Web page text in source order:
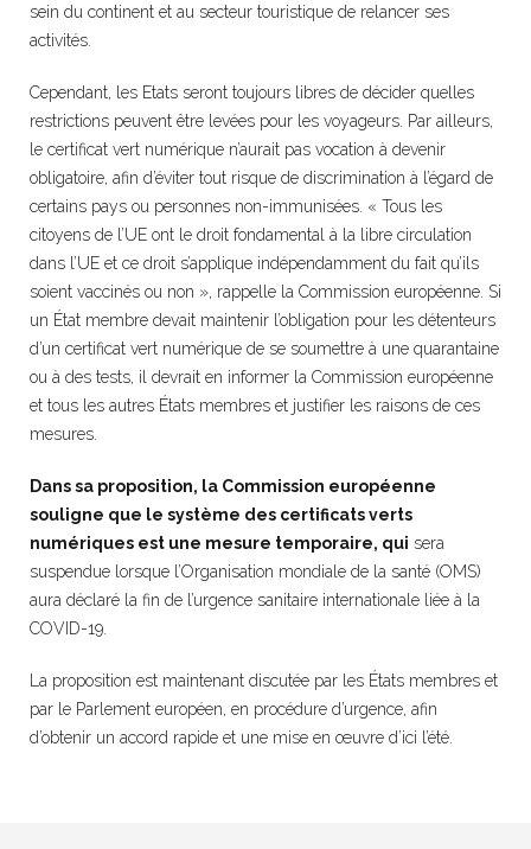
sein du continent et au secteur touristique de relancer ses
activités.
Cependant, les Etats seront toujours libres de décider quelles
restrictions peuvent être levées pour les voyageurs. Par ailleurs,
le certificat vert numérique n’aurait pas vocation à devenir
obligatoire, afin d’éviter tout risque de discrimination à l’égard de
certains pays ou personnes non-immunisées. « Tous les
citoyens de l’UE ont le droit fondamental à la libre circulation
dans l’UE et ce droit s’applique indépendamment du fait qu’ils
soient vaccinés ou non », rappelle la Commission européenne. Si
un État membre devait maintenir l’obligation pour les détenteurs
d’un certificat vert numérique de se soumettre à une quarantaine
ou à des tests, il devrait en informer la Commission européenne
et tous les autres États membres et justifier les raisons de ces
mesures.
Dans sa proposition, la Commission européenne
souligne que le système des certificats verts
numériques est une mesure temporaire, qui sera
suspendue lorsque l’Organisation mondiale de la santé (OMS)
aura déclaré la fin de l’urgence sanitaire internationale liée à la
COVID-19.
La proposition est maintenant discutée par les États membres et
par le Parlement européen, en procédure d’urgence, afin
d’obtenir un accord rapide et une mise en œuvre d’ici l’été.